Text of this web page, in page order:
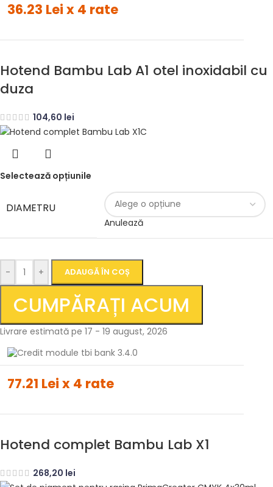
36.23 Lei x 4 rate
Hotend Bambu Lab A1 otel inoxidabil cu
duza
104,60 lei
Selectează opțiunile
DIAMETRU
Anulează
- + ADAUGĂ ÎN COȘ
CUMPĂRAȚI ACUM
Livrare estimată pe 17 - 19 august, 2026
77.21 Lei x 4 rate
Hotend complet Bambu Lab X1
268,20 lei